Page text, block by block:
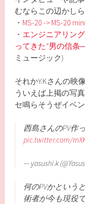
むならこの辺かしら
・ MS-20 -> MS-20
・ エンジニアリン
ってきた”男の信
ミュージック)
それかY.Kさんの映
ういえば上掲の写
セ鳴らそうぜイベン
西島さんのPV作
pic.twitter.com/
— yasushi.k
何のPVかという
術者が今も現役